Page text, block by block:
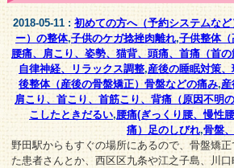
2018-05-11 :初めての方へ（予約システムなど
ー）の整体,子供のケガ捻挫肉離れ,子供整体
腰痛、肩こり、姿勢、猫背、頭痛、首痛（首
自律神経、リラックス調整,産後の睡眠対策
後整体（産後の骨盤矯正）骨盤などの痛み,
肩こり、首こり、首筋こり、背痛（原因不明
こしたときだるい,腰痛(ぎっくり腰、慢性
痛）足のしびれ,骨盤
野田駅からもすぐの場所にあるので、骨盤矯
た患者さんとか、西区区九条や江之子島、川